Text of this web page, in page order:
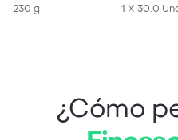
230 g
1 X 30.0
¿Cómo